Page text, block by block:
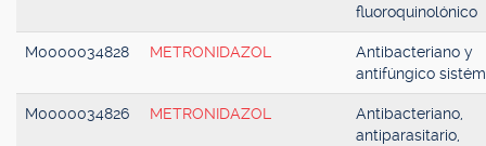
fluoroquinolónico
M0000034828 METRONIDAZOL
Antibacteriano y
antifúngico
M0000034826 METRONIDAZOL
Antibacteriano,
antiparasitario,